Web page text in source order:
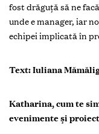
fost drăguță să ne
unde e manager, iar
echipei implicată în
Text: Iuliana
Katharina, cum te
evenimente și